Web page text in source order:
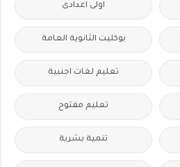
اولى اعدادى
بوكليت الثانوية العامة
تعليم لغات اجنبية
تعليم مفتوح
تنمية بشرية